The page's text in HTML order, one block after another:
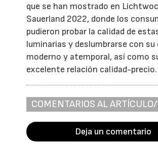
que se han mostrado en
Sauerland 2022, donde los
pudieron probar la calidad de
luminarias y deslumbrarse con su
moderno y atemporal, así como
excelente relación calidad-precio.
COMENTARIOS AL
Deja un comentario